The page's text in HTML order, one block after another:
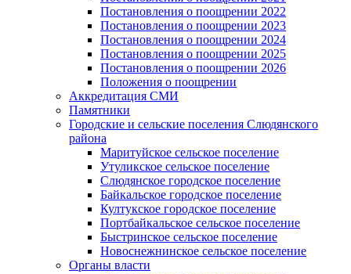
Постановления о поощрении 2022
Постановления о поощрении 2023
Постановления о поощрении 2024
Постановления о поощрении 2025
Постановления о поощрении 2026
Положения о поощрении
Аккредитация СМИ
Памятники
Городские и сельские поселения Слюдянского
района
Маритуйское сельское поселение
Утуликское сельское поселение
Слюдянское городское поселение
Байкальское городское поселение
Култукское городское поселение
Портбайкальское сельское поселение
Быстринское сельское поселение
Новоснежнинское сельское поселение
Органы власти